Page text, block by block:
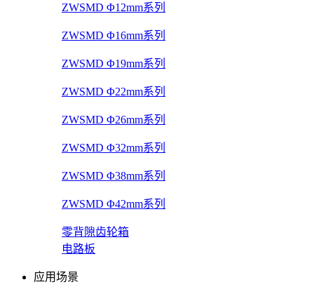
ZWSMD Φ12mm系列
ZWSMD Φ16mm系列
ZWSMD Φ19mm系列
ZWSMD Φ22mm系列
ZWSMD Φ26mm系列
ZWSMD Φ32mm系列
ZWSMD Φ38mm系列
ZWSMD Φ42mm系列
零背隙齿轮箱
电路板
应用场景